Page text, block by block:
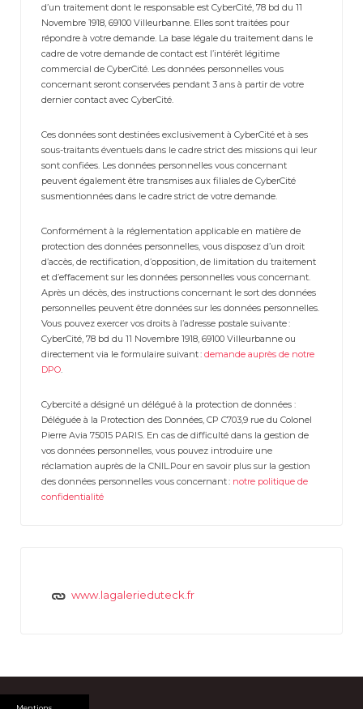
d’un traitement dont le responsable est CyberCité, 78 bd du 11
Novembre 1918, 69100 Villeurbanne. Elles sont traitées pour
répondre à votre demande. La base légale du traitement dans le
cadre de votre demande de contact est l’intérêt légitime
commercial de CyberCité. Les données personnelles vous
concernant seront conservées pendant 3 ans à partir de votre
dernier contact avec CyberCité.
Ces données sont destinées exclusivement à CyberCité et à ses
sous-traitants éventuels dans le cadre strict des missions qui leur
sont confiées. Les données personnelles vous concernant
peuvent également être transmises aux filiales de CyberCité
susmentionnées dans le cadre strict de votre demande.
Conformément à la réglementation applicable en matière de
protection des données personnelles, vous disposez d’un droit
d’accès, de rectification, d’opposition, de limitation du traitement
et d’effacement sur les données personnelles vous concernant.
Après un décès, des instructions concernant le sort des données
personnelles peuvent être données sur les données personnelles.
Vous pouvez exercer vos droits à l’adresse postale suivante :
CyberCité, 78 bd du 11 Novembre 1918, 69100 Villeurbanne ou
directement via le formulaire suivant : demande auprès de notre
DPO
Cybercité a désigné un délégué à la protection de données :
Déléguée à la Protection des Données, CP C703,9 rue du Colonel
Pierre Avia 75015 PARIS. En cas de difficulté dans la gestion de
vos données personnelles, vous pouvez introduire une
réclamation auprès de la CNIL.Pour en savoir plus sur la gestion
des données personnelles vous concernant : notre politique de
confidentialité
www.lagalerieduteck.fr